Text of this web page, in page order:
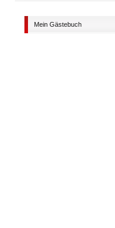
Mein Gästebuch